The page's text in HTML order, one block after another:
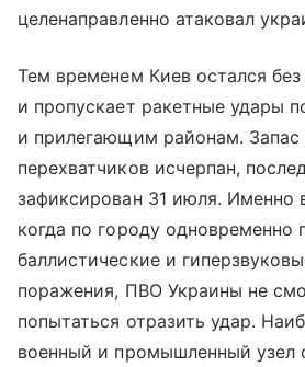
целенаправленно атаковал
Тем временем Киев остался
и пропускает ракетные удары
и прилегающим районам. Запас
перехватчиков исчерпан,
зафиксирован 31 июля. Именно
когда по городу одновременно
баллистические и
поражения, ПВО Украины не
попытаться отразить удар.
военный и промышленный узел